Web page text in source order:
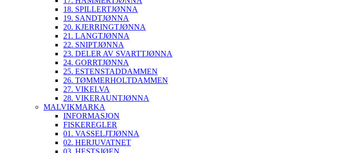
18. SPILLERTJØNNA
19. SANDTJØNNA
20. KJERRINGTJØNNA
21. LANGTJØNNA
22. SNIPTJØNNA
23. DELER AV SVARTTJØNNA
24. GORRTJØNNA
25. ESTENSTADDAMMEN
26. TØMMERHOLTDAMMEN
27. VIKELVA
28. VIKERAUNTJØNNA
MALVIKMARKA
INFORMASJON
FISKEREGLER
01. VASSELJTJØNNA
02. HERJUVATNET
03. HESTSJØEN